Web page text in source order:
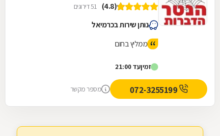
(4.8) 51 דירוגים
נותן שירות בכרמיאל
ממליץ בחום
זמיןעד 21:00
מספר מקשר